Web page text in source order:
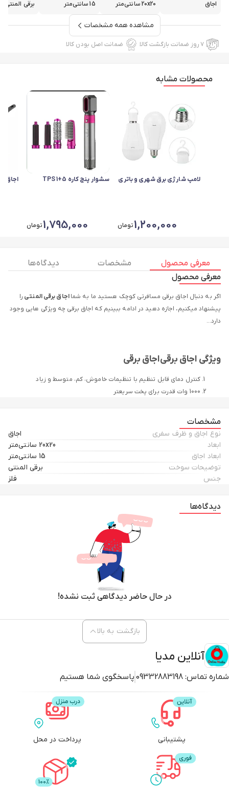
اجاق 20x20 سانتی‌متر 15 سانتی‌متر برقی المنتی
مشاهده همه مشخصات
۷ روز ضمانت بازگشت کالا ضمانت اصل بودن کالا
محصولات مشابه
لامپ شارژی برق شهری و باتری
1,200,000تومان
سشوار پنج کاره 5+1 TPS
1,795,000تومان
اجاق
معرفی محصول مشخصات
دیدگاه ها
معرفی محصول
اگر به دنبال اجاق برقی مسافرتی کوچک هستید ما به شمااجاق برقی المنتی را
پیشنهاد میکنیم. اجازه دهید در ادامه ببینیم که اجاق برقی چه ویژگی هایی وجود
دارد…
ویژگی اجاق برقی اجاق برقی
کنترل دمای قابل تنظیم با تنظیمات خاموش، کم، متوسط ​​و زیاد
1000 وات قدرت برای پخت سریعتر
چراغ نشانگر قدرت
کمک میکند.
صفحه داغ یک المنت پیچشی از جنس استیل با قطر 6 اینچ است.
المنت بعنوان پایه عمل میکند تا علاوه بر گرمای بیشتر تمیز کردن آن صفحه و
در قسمت کف، پایه های لاستیکی وجود دارد که در هنگام پخت و پز محل کار را
سریع آن می شود. در قسمت جلو یک دستگیره کنترل دما قابل تنظیم وجود دارد
که دارای گزینه های کم، متوسط ​​و زیاد و یک چراغ نشانگر است که هنگام گرم
شدن صفحه می درخشد.
اجاق برقی وسیله ای کاربردی
اجاق برقی یک مشعل کوچک است که حمل و نقل را آسان می کند. اگر به جایی می
روید و به یک روش پخت و پز احتیاج دارید، به دلیل نداشتن قطعات جداشدنی
اگر برای مهمانی سوپ تهیه دیده اید برای گرم نگهداشتن آن اجاق برقی سون
استار بسیار عالی خواهد بود.
مشخصات
نوع اجاق و ظرف سفری
اجاق
ابعاد
20x20 سانتی‌متر
ابعاد اجاق
15 سانتی‌متر
توضیحات سوخت
برقی المنتی
جنس
فلز
دیدگاه‌ها
در حال حاضر دیدگاهی ثبت نشده!
آنلاین مدیا
شماره تماس: 09332883198 پاسخگوی شما هستیم
بازگشت به بالا
پشتیبانی پرداخت در محل